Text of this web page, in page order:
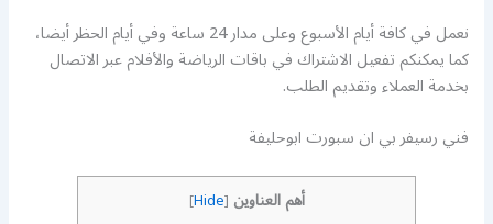
نعمل في كافة أيام الأسبوع وعلى مدار 24 ساعة وفي أيام الحظر أيضا،
كما يمكنكم تفعيل الاشتراك في باقات الرياضة والأفلام عبر الاتصال
بخدمة العملاء وتقديم الطلب.
فني رسيفر بي ان سبورت ابوحليفة
أهم العناوين [
Hide
]